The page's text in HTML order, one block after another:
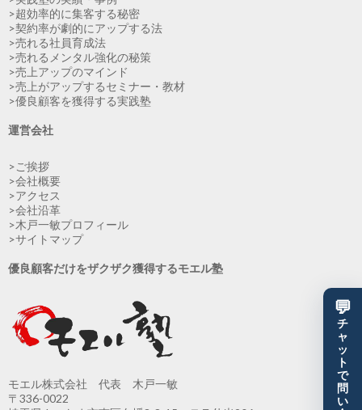
>超効率的に集客する秘密
>契約率が劇的にアップする法
>売れる社員育成法
>売れるメンタル強化の秘策
>売上アップのマインド
>売上がアップするセミナー・教材
>優良顧客を獲得する実践塾
運営会社
>ご挨拶
>会社概要
>アクセス
>会社沿革
>木戸一敏プロフィール
>サイトマップ
優良顧客だけをザクザク獲得するモエル塾
モエル株式会社 代表 木戸一敏
〒336-0022
💬
チ
ャ
ッ
ト
で
問
い